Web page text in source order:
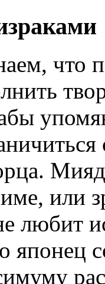
что
или
любит
японец